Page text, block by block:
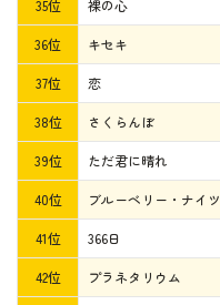
35位 裸の心
36位 キセキ
37位 恋
38位 さくらんぼ
39位 ただ君に晴れ
40位 ブルーベリー・ナイツ
41位 366日
42位 プラネタリウム